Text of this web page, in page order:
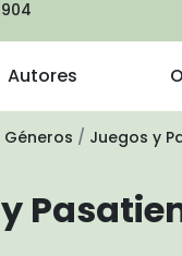
Autores
Géneros Juegos y